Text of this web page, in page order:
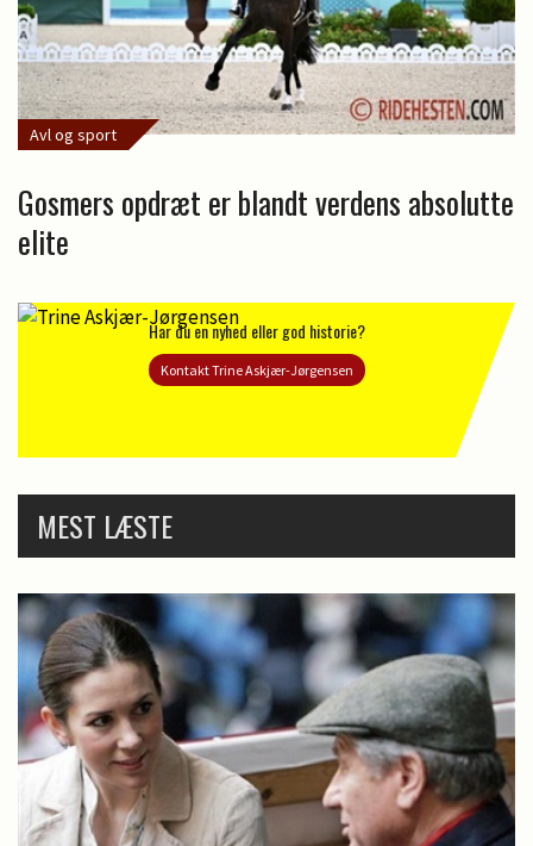
Avl og sport
Gosmers opdræt er blandt verdens absolutte
elite
Har du en nyhed eller god historie?
Kontakt Trine Askjær-Jørgensen
MEST LÆSTE